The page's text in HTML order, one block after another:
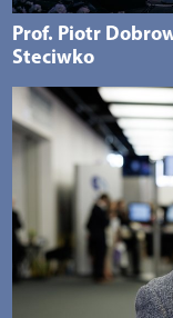
Prof. Piotr
Steciwko